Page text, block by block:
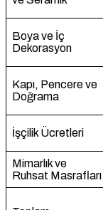
Boya ve İç
Dekorasyon
Kapı, Pencere ve
Doğrama
İşçilik Ücretleri
Mimarlık ve
Ruhsat Masrafları